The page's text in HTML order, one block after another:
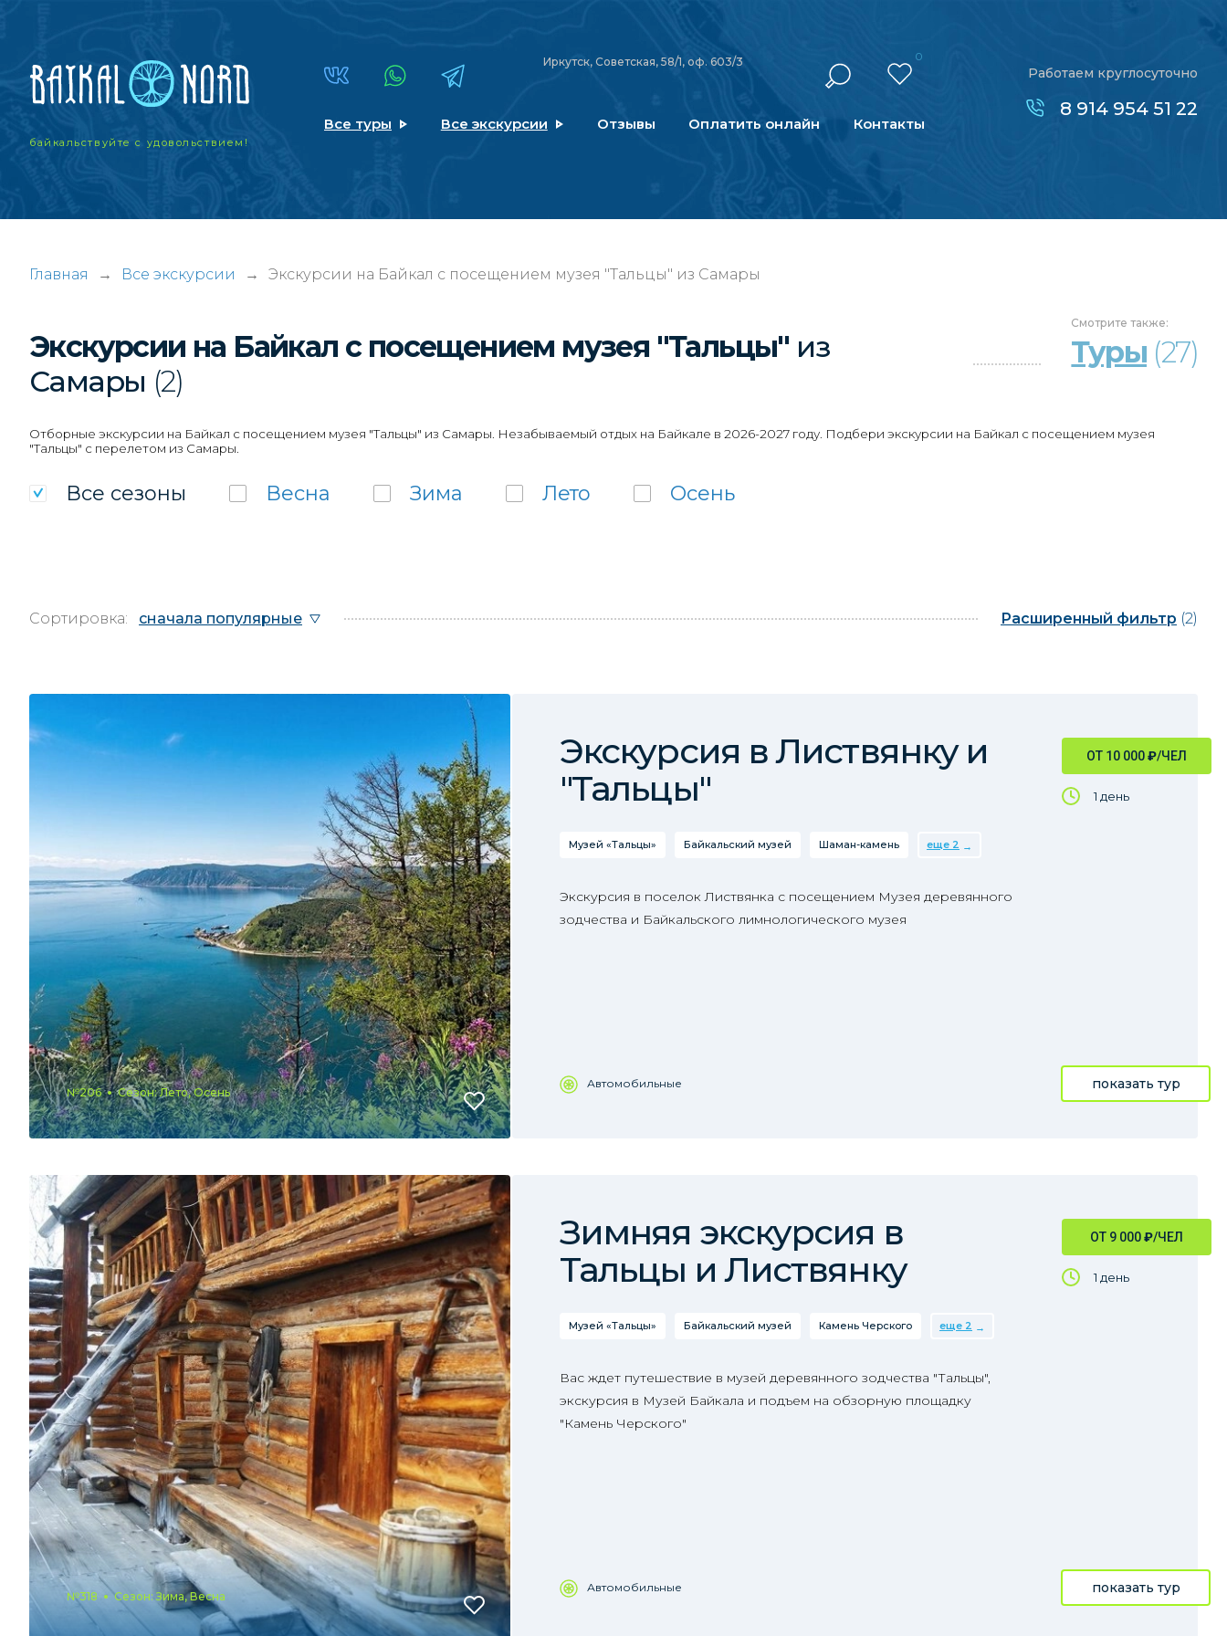
байкальствуйтес удовольствием!
Иркутск, Советская, 58/1, оф. 603/3 0
Все туры Все экскурсии Отзывы Оплатить онлайн Контакты
Работаем круглосуточно
8 914 954 51 22
Главная → Все экскурсии → Экскурсии на Байкал с посещением музея "Тальцы" из Самары
Экскурсии на Байкал с посещением музея "Тальцы" из
Самары (2)
Смотрите также:
Туры (27)
Отборные экскурсии на Байкал с посещением музея "Тальцы" из Самары. Незабываемый отдых на Байкале в 2026-2027 году. Подбери экскурсии на Байкал с посещением музея
"Тальцы" с перелетом из Самары.
Все сезоны Весна Зима Лето Осень
Сортировка: сначала популярные Расширенный фильтр (2)
№206 Сезон: Лето, Осень
ОТ 10 000₽/ЧЕЛ
1 день
Экскурсия в Листвянку и
"Тальцы"
Музей «Тальцы» Байкальский музей Шаман-камень еще 2
Экскурсия в поселок Листвянка с посещением Музея деревянного
зодчества и Байкальского лимнологического музея
Автомобильные показать тур
№318 Сезон: Зима, Весна
ОТ 9 000₽/ЧЕЛ
1 день
Зимняя экскурсия в
Тальцы и Листвянку
Музей «Тальцы» Байкальский музей Камень Черского еще 2
Вас ждет путешествие в музей деревянного зодчества "Тальцы",
экскурсия в Музей Байкала и подъем на обзорную площадку
"Камень Черского"
Автомобильные показать тур